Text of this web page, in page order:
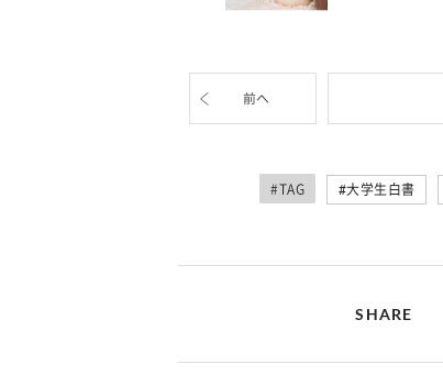
前へ
#TAG 大学生白書
SHARE
“憧れワンピ”を着るきっかけに♡ おしゃ